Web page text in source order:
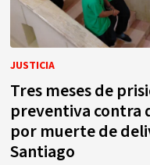
JUSTICIA
Tres meses de
preventiva contra
por muerte de
Santiago